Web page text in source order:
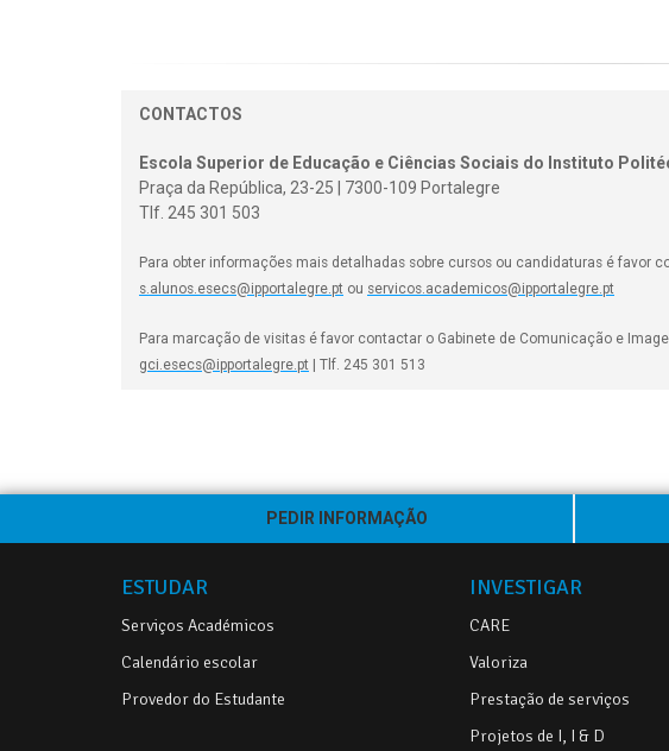
CONTACTOS
Escola Superior de Educação e Ciências Sociais do Instituto
Praça da República, 23-25 | 7300-109 Portalegre
Tlf. 245 301 503
Para obter informações mais detalhadas sobre cursos ou candidaturas é favor
s.alunos.esecs@ipportalegre.pt ou servicos.academicos@ipportalegre.pt
Para marcação de visitas é favor contactar o Gabinete de Comunicação e
gci.esecs@ipportalegre.pt | Tlf. 245 301 513
PEDIR INFORMAÇÃO
ESTUDAR
Serviços Académicos
Calendário escolar
Provedor do Estudante
INVESTIGAR
CARE
Valoriza
Prestação de serviços
Projetos de I, I & D